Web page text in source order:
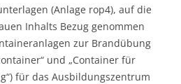
(Anlage rop4), auf die
Inhalts Bezug genommen
zur Brandübung
und „Container für
für das Ausbildungszentrum